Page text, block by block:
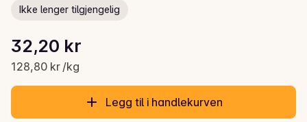
Ikke lenger tilgjengelig
Gjeldende pris er: 32,20 kr
32,20 kr
128,80 kr /kg
Stykkpris: 128,80 kr /kg
Legg til i handlekurven